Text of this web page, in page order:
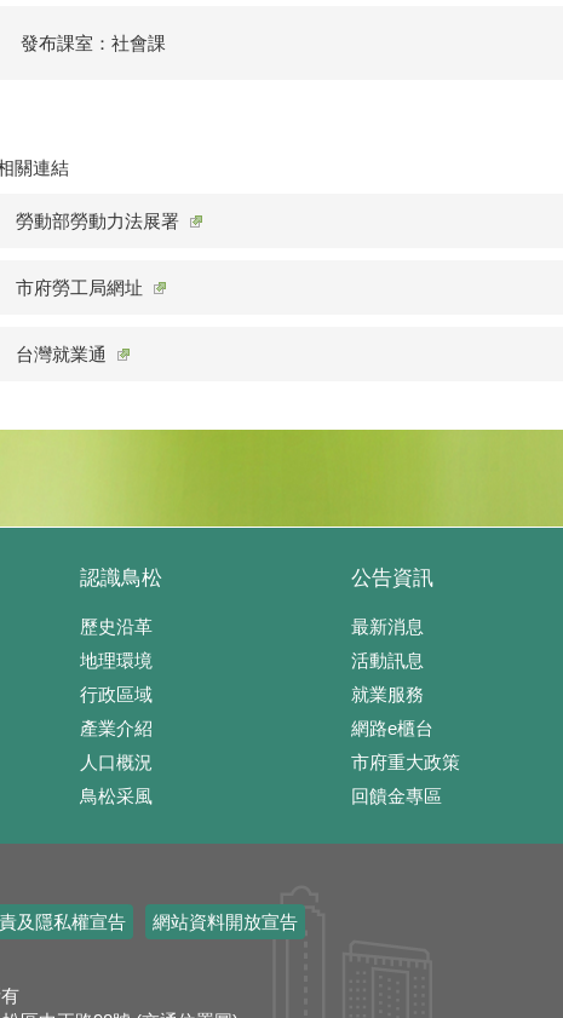
發布課室：社會課
關連結
勞動部勞動力法展署
市府勞工局網址
台灣就業通
認識鳥松
歷史沿革
地理環境
行政區域
產業介紹
人口概況
鳥松采風
公告資訊
最新消息
活動訊息
就業服務
網路e櫃台
市府重大政策
回饋金專區
及隱私權宣告 網站資料開放宣告